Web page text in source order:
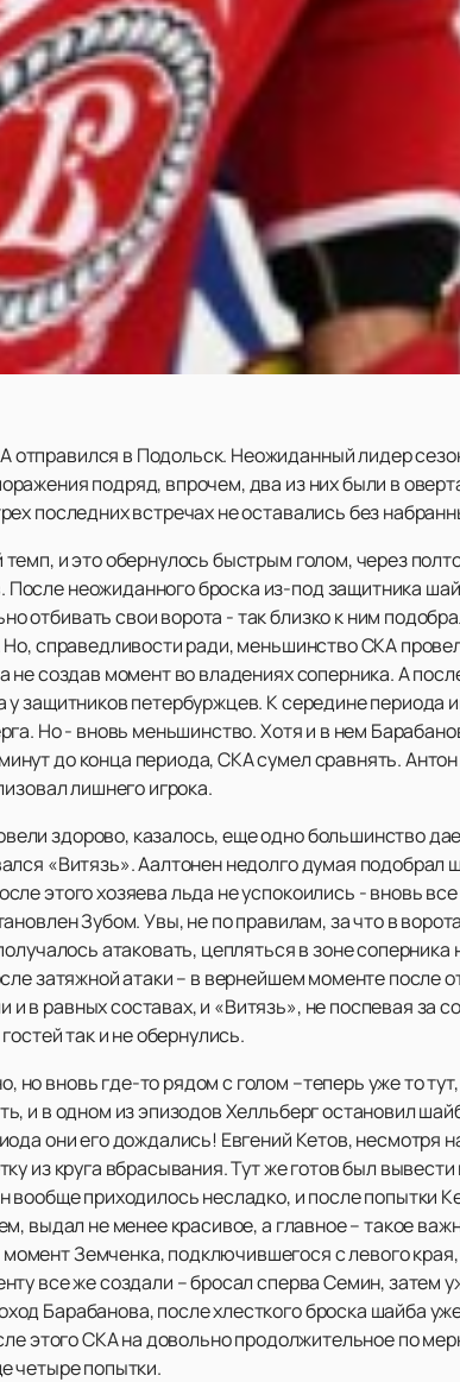
в Подольск. Неожиданный лидер
подряд, впрочем, два из них были в
последних встречах не оставались без
и это обернулось быстрым голом, через
неожиданного броска из-под защитника
отбивать свои ворота - так близко к ним
справедливости ради, меньшинство СКА
создав момент во владениях соперника. А
защитников петербуржцев. К середине периода
Но - вновь меньшинство. Хотя и в нем
до конца периода, СКА сумел сравнять.
лишнего игрока.
здорово, казалось, еще одно большинство
«Витязь». Аалтонен недолго думая подобрал
этого хозяева льда не успокоились - вновь
Зубом. Увы, не по правилам, за что в
атаковать, цепляться в зоне
затяжной атаки – в вернейшем моменте после
в равных составах, и «Витязь», не поспевая за
так и не обернулись.
вновь где-то рядом с голом –теперь уже то
и в одном из эпизодов Хелльберг остановил
они его дождались! Евгений Кетов, несмотря
из круга вбрасывания. Тут же готов был
вообще приходилось несладко, и после попытки
выдал не менее красивое, а главное – такое
Земченка, подключившегося с левого
все же создали – бросал сперва Семин, затем
Барабанова, после хлесткого броска шайба
этого СКА на довольно продолжительное по
четыре попытки.